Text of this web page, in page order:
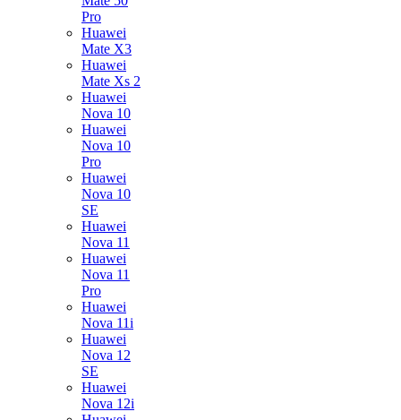
Pro
Huawei
Mate X3
Huawei
Mate Xs 2
Huawei
Nova 10
Huawei
Nova 10
Pro
Huawei
Nova 10
SE
Huawei
Nova 11
Huawei
Nova 11
Pro
Huawei
Nova 11i
Huawei
Nova 12
SE
Huawei
Nova 12i